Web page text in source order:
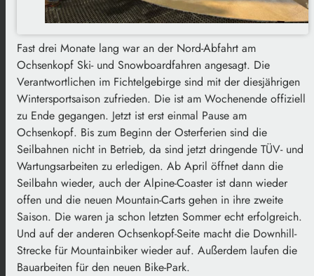
Fast drei Monate lang war an der Nord-Abfahrt am
Ochsenkopf Ski- und Snowboardfahren angesagt. Die
Verantwortlichen im Fichtelgebirge sind mit der diesjährigen
Wintersportsaison zufrieden. Die ist am Wochenende offiziell
zu Ende gegangen. Jetzt ist erst einmal Pause am
Ochsenkopf. Bis zum Beginn der Osterferien sind die
Seilbahnen nicht in Betrieb, da sind jetzt dringende TÜV- und
Wartungsarbeiten zu erledigen. Ab April öffnet dann die
Seilbahn wieder, auch der Alpine-Coaster ist dann wieder
offen und die neuen Mountain-Carts gehen in ihre zweite
Saison. Die waren ja schon letzten Sommer echt erfolgreich.
Und auf der anderen Ochsenkopf-Seite macht die Downhill-
Strecke für Mountainbiker wieder auf. Außerdem laufen die
Bauarbeiten für den neuen Bike-Park.